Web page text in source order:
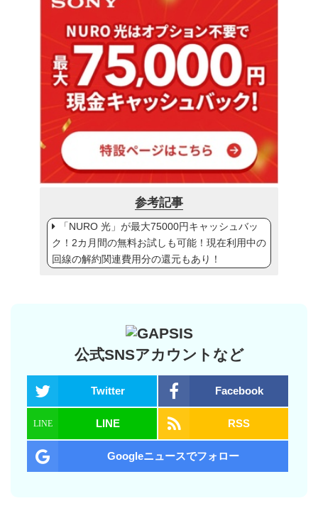
参考記事
「NURO 光」が最大75000円キャッシュバッ
ク！2カ月間の無料お試しも可能！現在利用中の
回線の解約関連費用分の還元もあり！
公式SNSアカウントなど
Twitter Facebook
LINE RSS
Googleニュースでフォロー